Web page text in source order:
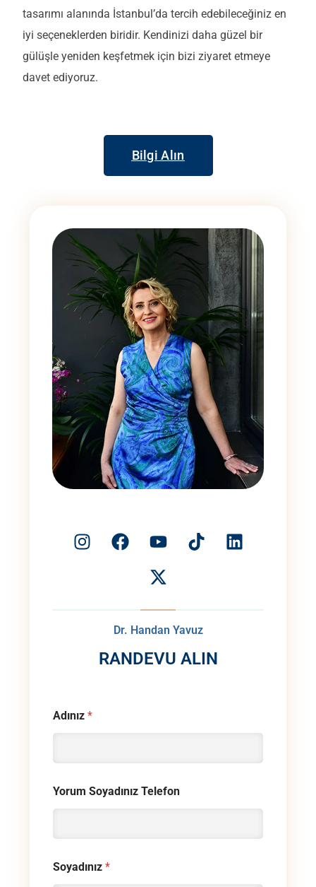
tasarımı alanında İstanbul’da tercih edebileceğiniz en
iyi seçeneklerden biridir. Kendinizi daha güzel bir
gülüşle yeniden keşfetmek için bizi ziyaret etmeye
davet ediyoruz.
Bilgi Alın
Dr. Handan Yavuz
RANDEVU ALIN
Adınız *
Yorum Soyadınız Telefon
Soyadınız *